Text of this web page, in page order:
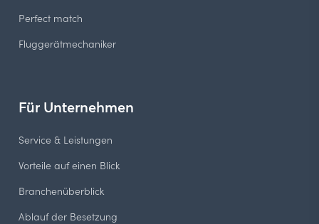
Perfect match
Fluggerätmechaniker
Für Unternehmen
Service & Leistungen
Vorteile auf einen Blick
Branchenüberblick
Ablauf der Besetzung